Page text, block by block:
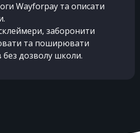
Wayforpay та описати
заборонити
та поширювати
без дозволу школи.